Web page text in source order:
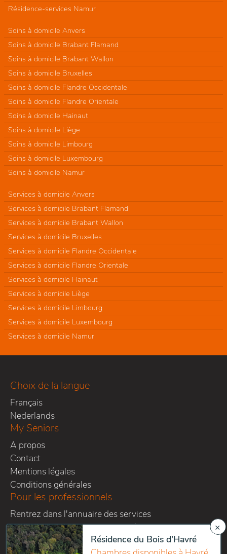
Résidence-services Namur
Soins à domicile Anvers
Soins à domicile Brabant Flamand
Soins à domicile Brabant Wallon
Soins à domicile Bruxelles
Soins à domicile Flandre Occidentale
Soins à domicile Flandre Orientale
Soins à domicile Hainaut
Soins à domicile Liège
Soins à domicile Limbourg
Soins à domicile Luxembourg
Soins à domicile Namur
Services à domicile Anvers
Services à domicile Brabant Flamand
Services à domicile Brabant Wallon
Services à domicile Bruxelles
Services à domicile Flandre Occidentale
Services à domicile Flandre Orientale
Services à domicile Hainaut
Services à domicile Liège
Services à domicile Limbourg
Services à domicile Luxembourg
Services à domicile Namur
Choix de la langue
Français
Nederlands
My Seniors
A propos
Contact
Mentions légales
Conditions générales
Pour les professionnels
Rentrez dans l'annuaire des services
Demander un devis personnalisé
Suivez-nous sur les réseaux
×
Résidence du Bois d'Havré